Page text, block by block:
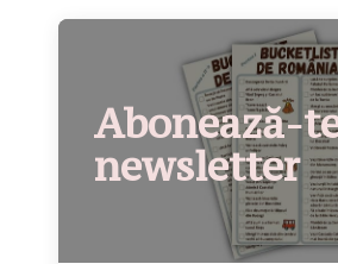
Abonează-
newsletter